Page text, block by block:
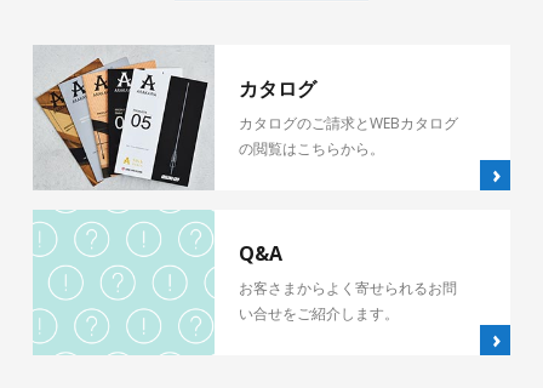
カタログ
カタログのご請求とWEBカタログ
の閲覧はこちらから。
Q&A
お客さまからよく寄せられるお問
い合せをご紹介します。